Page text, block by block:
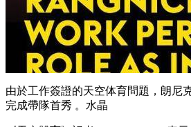
由於工作簽證的天空体育問題 ，朗
完成帶隊首秀 。水晶